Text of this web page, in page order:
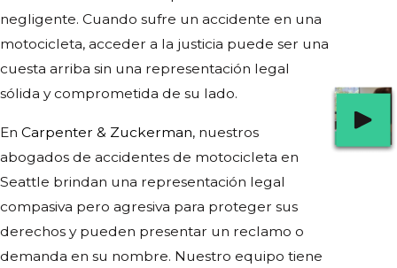
negligente. Cuando sufre un accidente en una
motocicleta, acceder a la justicia puede ser una
cuesta arriba sin una representación legal
sólida y comprometida de su lado.
En Carpenter & Zuckerman, nuestros
abogados de accidentes de motocicleta en
Seattle brindan una representación legal
compasiva pero agresiva para proteger sus
derechos y pueden presentar un reclamo o
demanda en su nombre. Nuestro equipo tiene